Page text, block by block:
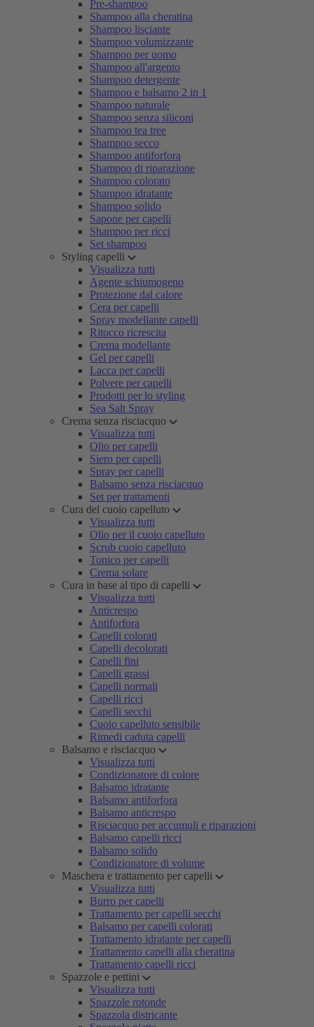
Pre-shampoo
Shampoo alla cheratina
Shampoo lisciante
Shampoo volumizzante
Shampoo per uomo
Shampoo all'argento
Shampoo detergente
Shampoo e balsamo 2 in 1
Shampoo naturale
Shampoo senza siliconi
Shampoo tea tree
Shampoo secco
Shampoo antiforfora
Shampoo di riparazione
Shampoo colorato
Shampoo idratante
Shampoo solido
Sapone per capelli
Shampoo per ricci
Set shampoo
Styling capelli
Visualizza tutti
Agente schiumogeno
Protezione dal calore
Cera per capelli
Spray modellante capelli
Ritocco ricrescita
Crema modellante
Gel per capelli
Lacca per capelli
Polvere per capelli
Prodotti per lo styling
Sea Salt Spray
Crema senza risciacquo
Visualizza tutti
Olio per capelli
Siero per capelli
Spray per capelli
Balsamo senza risciacquo
Set per trattamenti
Cura del cuoio capelluto
Visualizza tutti
Olio per il cuoio capelluto
Scrub cuoio capelluto
Tonico per capelli
Crema solare
Cura in base al tipo di capelli
Visualizza tutti
Anticrespo
Antiforfora
Capelli colorati
Capelli decolorati
Capelli fini
Capelli grassi
Capelli normali
Capelli ricci
Capelli secchi
Cuoio capelluto sensibile
Rimedi caduta capelli
Balsamo e risciacquo
Visualizza tutti
Condizionatore di colore
Balsamo idratante
Balsamo antiforfora
Balsamo anticrespo
Risciacquo per accumuli e riparazioni
Balsamo capelli ricci
Balsamo solido
Condizionatore di volume
Maschera e trattamento per capelli
Visualizza tutti
Burro per capelli
Trattamento per capelli secchi
Balsamo per capelli colorati
Trattamento idratante per capelli
Trattamento capelli alla cheratina
Trattamento capelli ricci
Spazzole e pettini
Visualizza tutti
Spazzole rotonde
Spazzola districante